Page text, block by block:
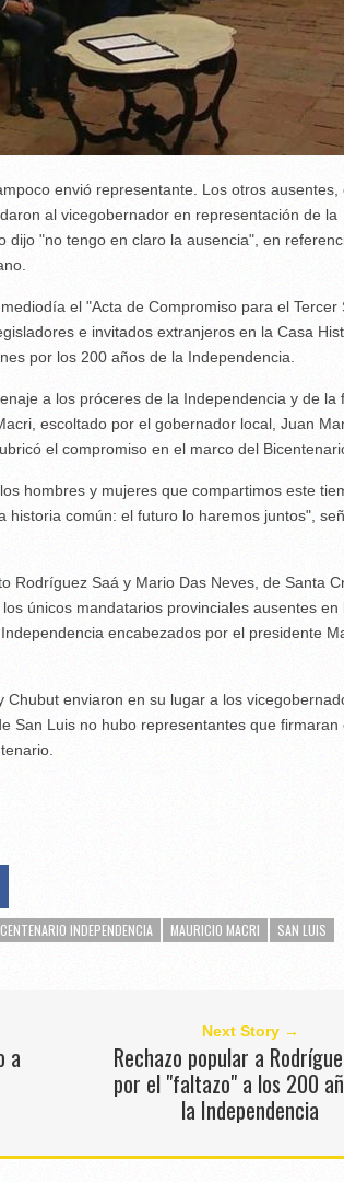
envió representante. Los otros ausentes,
al vicegobernador en representación de la
dijo "no tengo en claro la ausencia", en
el "Acta de Compromiso para el Tercer
e invitados extranjeros en la Casa
por los 200 años de la Independencia.
a los próceres de la Independencia y de la
escoltado por el gobernador local, Juan
el compromiso en el marco del
hombres y mujeres que compartimos este
historia común: el futuro lo haremos juntos",
Rodríguez Saá y Mario Das Neves, de Santa
únicos mandatarios provinciales ausentes en
encabezados por el presidente
enviaron en su lugar a los
San Luis no hubo representantes que firmaran
INDEPENDENCIA MAURICIO MACRI
SAN LUIS
a
Next Story →
Rechazo popular a
por el "faltazo" a los 200
la Independencia